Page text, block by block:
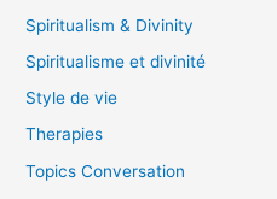
Spiritualism & Divinity
Spiritualisme et divinité
Style de vie
Therapies
Topics Conversation